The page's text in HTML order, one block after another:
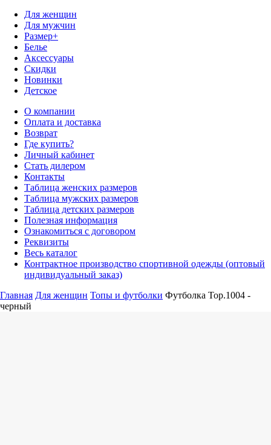
Для женщин
Для мужчин
Размер+
Белье
Аксессуары
Скидки
Новинки
Детское
О компании
Оплата и доставка
Возврат
Где купить?
Личный кабинет
Стать дилером
Контакты
Таблица женских размеров
Таблица мужских размеров
Таблица детских размеров
Полезная информация
Ознакомиться с договором
Реквизиты
Весь каталог
Контрактное производство спортивной одежды (оптовый
индивидуальный заказ)
Главная Для женщин Топы и футболки Футболка Top.1004 -
черный